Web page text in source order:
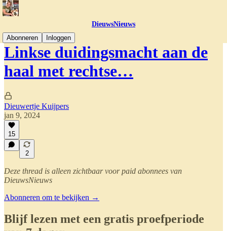
DieuwsNieuws
Abonneren
Inloggen
Linkse duidingsmacht aan de
haal met rechtse…
Dieuwertje Kuijpers
jan 9, 2024
15
2
Deze thread is alleen zichtbaar voor paid abonnees van
DieuwsNieuws
Abonneren om te bekijken →
Blijf lezen met een gratis proefperiode